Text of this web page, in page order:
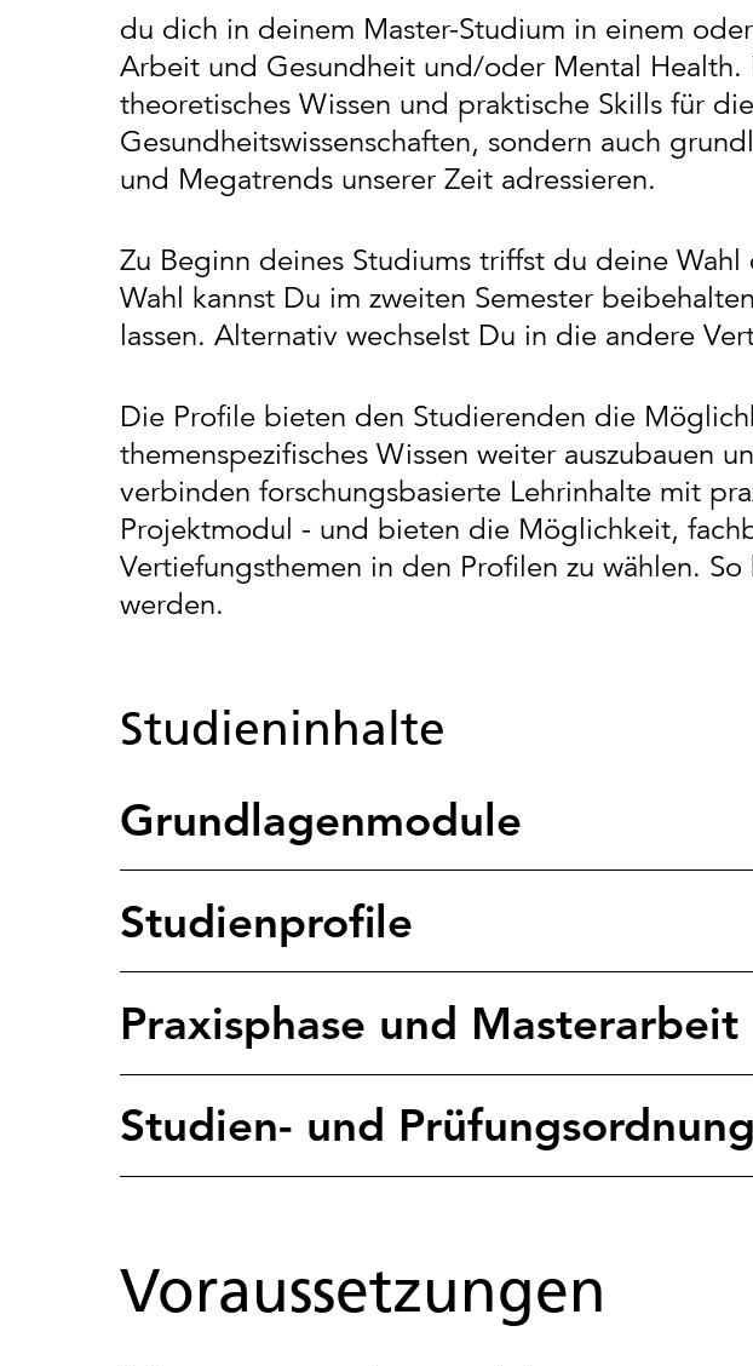
du dich in deinem Master-Studium in einem
Arbeit und Gesundheit und/oder Mental
theoretisches Wissen und praktische Skills für
Gesundheitswissenschaften, sondern auch
und Megatrends unserer Zeit adressieren.
Zu Beginn deines Studiums triffst du deine
Wahl kannst Du im zweiten Semester
lassen. Alternativ wechselst Du in die andere
Die Profile bieten den Studierenden die
themenspezifisches Wissen weiter auszubauen
verbinden forschungsbasierte Lehrinhalte mit
Projektmodul - und bieten die Möglichkeit,
Vertiefungsthemen in den Profilen zu wählen.
werden.
Studieninhalte
Grundlagenmodule
Studienprofile
Praxisphase und Masterarbeit
Studien- und
Voraussetzungen